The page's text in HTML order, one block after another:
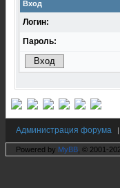
Вход
Логин:
Пароль:
Администрация форума |
Powered by MyBB , © 2001-